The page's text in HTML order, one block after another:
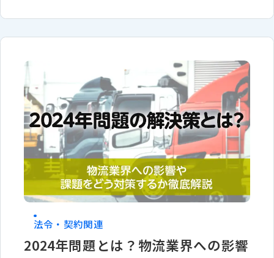
法令・契約関連
2024年問題とは？物流業界への影響